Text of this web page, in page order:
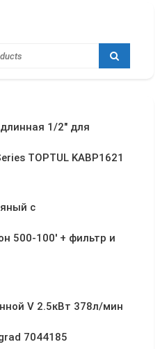
1/2" для
TOPTUL KABP1621
с
500-100' + фильтр и
V 2.5кВт 378л/мин
7044185